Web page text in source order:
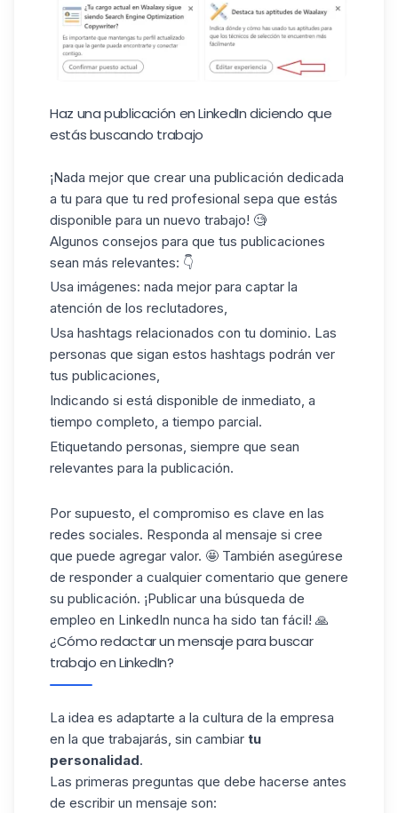
Haz una publicación en LinkedIn diciendo que
estás buscando trabajo
¡Nada mejor que crear una publicación dedicada
a tu para que tu red profesional sepa que estás
disponible para un nuevo trabajo! 🧐
Algunos consejos para que tus publicaciones
sean más relevantes: 👇
Usa imágenes: nada mejor para captar la
atención de los reclutadores,
Usa hashtags relacionados con tu dominio. Las
personas que sigan estos hashtags podrán ver
tus publicaciones,
Indicando si está disponible de inmediato, a
tiempo completo, a tiempo parcial.
Etiquetando personas, siempre que sean
relevantes para la publicación.
Por supuesto, el compromiso es clave en las
redes sociales. Responda al mensaje si cree
que puede agregar valor. 🤩 También asegúrese
de responder a cualquier comentario que genere
su publicación. ¡Publicar una búsqueda de
empleo en LinkedIn nunca ha sido tan fácil! 🙏
¿Cómo redactar un mensaje para buscar
trabajo en LinkedIn?
La idea es adaptarte a la cultura de la empresa
en la que trabajarás, sin cambiar tu
personalidad.
Las primeras preguntas que debe hacerse antes
de escribir un mensaje son: